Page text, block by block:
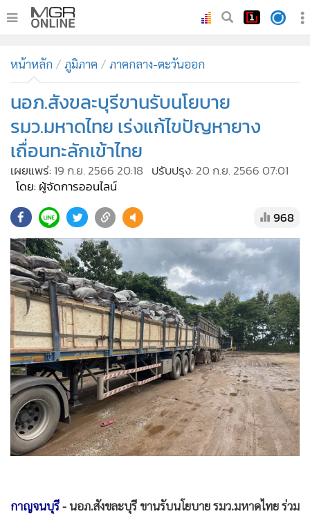
ทันเหตุการณ์
• ภาคใต้
Online Section
• บันเทิง
ผู้จัดการรายวัน
• ละคร
• CbizReview
• Cyber BIZ
• ผู้จัดกวน
• Good health & Well-being
• Green Innovation & SD
• Management & HR
• MGR Live
• Infographic
• การเมือง
ท่องเที่ยว
• กีฬา
• Special Scoop
หน้าหลัก ภูมิภาค ภาคกลาง-ตะวันออก
นอภ.สังขละบุรีขานรับนโยบาย
รมว.มหาดไทย เร่งแก้ไขปัญหายาง
เถื่อนทะลักเข้าไทย
เผยแพร่: 19 ก.ย. 2566 20:18 ปรับปรุง: 20 ก.ย. 2566 07:01
โดย: ผู้จัดการออนไลน์
968
กาญจนบุรี- นอภ.สังขละบุรี ขานรับนโยบาย รมว.มหาดไทย ร่วม